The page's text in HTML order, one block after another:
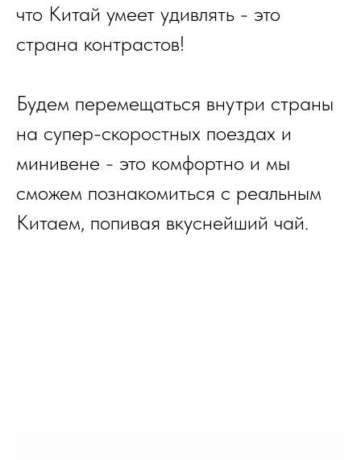
что Китай умеет удивлять - это
страна контрастов!
Будем перемещаться внутри страны
на супер-скоростных поездах и
минивене - это комфортно и мы
сможем познакомиться с реальным
Китаем, попивая вкуснейший чай.